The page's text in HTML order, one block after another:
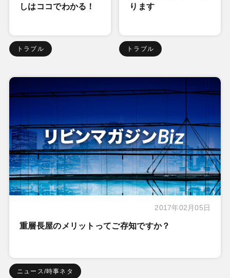
しはココでわかる！
トラブル
ります
トラブル
2017年02月05日
重層長屋のメリットってご存知ですか？
ニュース/時事ネタ